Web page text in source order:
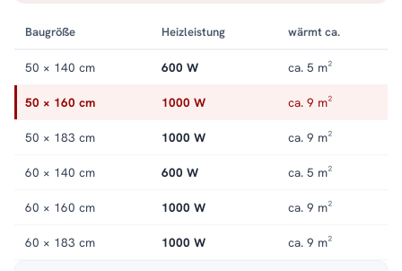
Baugröße Heizleistung wärmt ca.
50 × 140 cm 600 W ca. 5 m²
50 × 160 cm 1000 W ca. 9 m²
50 × 183 cm 1000 W ca. 9 m²
60 × 140 cm 600 W ca. 5 m²
60 × 160 cm 1000 W ca. 9 m²
60 × 183 cm 1000 W ca. 9 m²